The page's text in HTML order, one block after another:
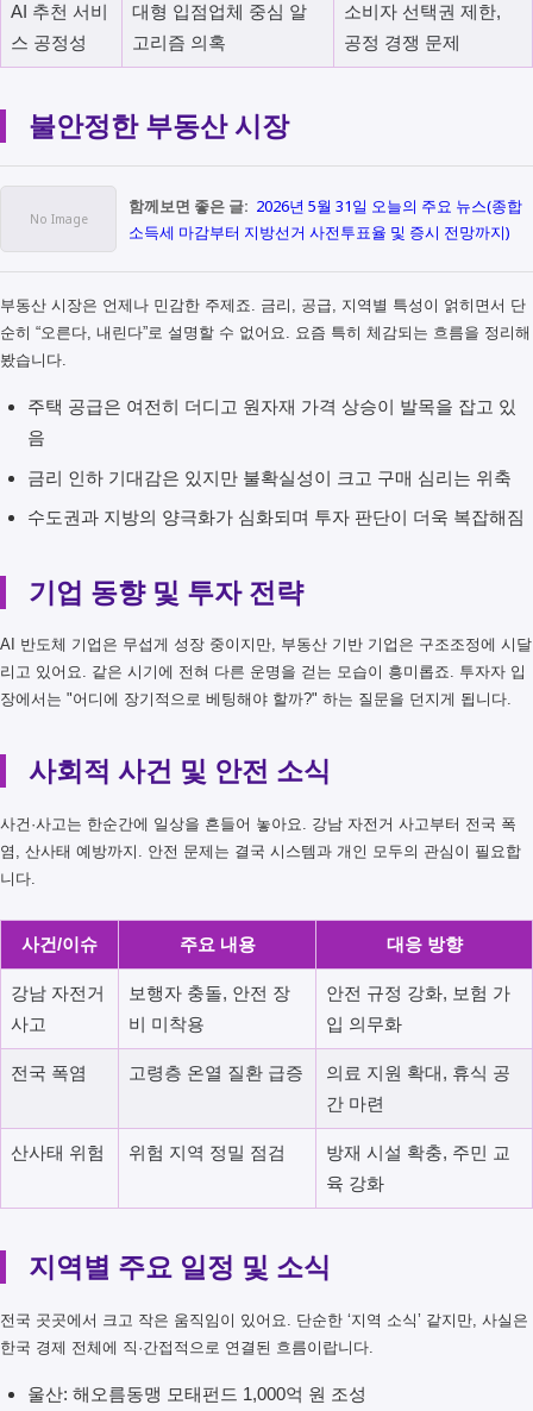
AI 추천 서비
스 공정성
대형 입점업체 중심 알
고리즘 의혹
소비자 선택권 제한,
공정 경쟁 문제
불안정한 부동산 시장
함께보면 좋은 글: 2026년 5월 31일 오늘의 주요 뉴스(종합
소득세 마감부터 지방선거 사전투표율 및 증시 전망까지)
부동산 시장은 언제나 민감한 주제죠. 금리, 공급, 지역별 특성이 얽히면서 단
순히 “오른다, 내린다”로 설명할 수 없어요. 요즘 특히 체감되는 흐름을 정리해
봤습니다.
주택 공급은 여전히 더디고 원자재 가격 상승이 발목을 잡고 있
음
금리 인하 기대감은 있지만 불확실성이 크고 구매 심리는 위축
수도권과 지방의 양극화가 심화되며 투자 판단이 더욱 복잡해짐
기업 동향 및 투자 전략
AI 반도체 기업은 무섭게 성장 중이지만, 부동산 기반 기업은 구조조정에 시달
리고 있어요. 같은 시기에 전혀 다른 운명을 걷는 모습이 흥미롭죠. 투자자 입
장에서는 "어디에 장기적으로 베팅해야 할까?" 하는 질문을 던지게 됩니다.
사회적 사건 및 안전 소식
사건·사고는 한순간에 일상을 흔들어 놓아요. 강남 자전거 사고부터 전국 폭
염, 산사태 예방까지. 안전 문제는 결국 시스템과 개인 모두의 관심이 필요합
니다.
사건/이슈 주요 내용 대응 방향
강남 자전거
사고
보행자 충돌, 안전 장
비 미착용
안전 규정 강화, 보험 가
입 의무화
전국 폭염 고령층 온열 질환 급증
의료 지원 확대, 휴식 공
간 마련
산사태 위험 위험 지역 정밀 점검
방재 시설 확충, 주민 교
육 강화
지역별 주요 일정 및 소식
전국 곳곳에서 크고 작은 움직임이 있어요. 단순한 ‘지역 소식’ 같지만, 사실은
한국 경제 전체에 직·간접적으로 연결된 흐름이랍니다.
울산: 해오름동맹 모태펀드 1,000억 원 조성